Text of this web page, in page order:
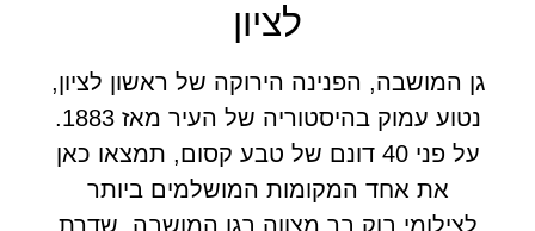
לציון
גן המושבה, הפנינה הירוקה של ראשון לציון,
נטוע עמוק בהיסטוריה של העיר מאז 1883.
על פני 40 דונם של טבע קסום, תמצאו כאן
את אחד המקומות המושלמים ביותר
לצילומי בוק בר מצווה בגן המושבה. שדרת